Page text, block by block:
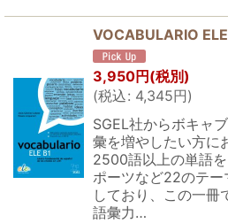
VOCABULARIO
3,950円 (税別)
(税込: 4,345円)
SGEL社からボキャ
彙を増やしたい方に
2500語以上の単語
ポーツなど22のテ
しており、この一冊
語彙力…